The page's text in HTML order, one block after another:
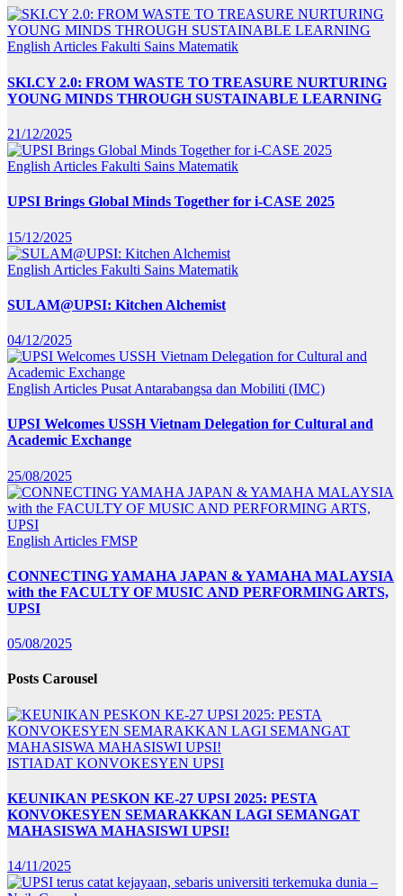
English Articles Fakulti Sains Matematik
SKI.CY 2.0: FROM WASTE TO TREASURE NURTURING
YOUNG MINDS THROUGH SUSTAINABLE LEARNING
21/12/2025
English Articles Fakulti Sains Matematik
UPSI Brings Global Minds Together for i-CASE 2025
15/12/2025
English Articles Fakulti Sains Matematik
SULAM@UPSI: Kitchen Alchemist
04/12/2025
English Articles Pusat Antarabangsa dan Mobiliti (IMC)
UPSI Welcomes USSH Vietnam Delegation for Cultural and
Academic Exchange
25/08/2025
English Articles FMSP
CONNECTING YAMAHA JAPAN & YAMAHA MALAYSIA
with the FACULTY OF MUSIC AND PERFORMING ARTS,
UPSI
05/08/2025
Posts Carousel
ISTIADAT KONVOKESYEN UPSI
KEUNIKAN PESKON KE-27 UPSI 2025: PESTA
KONVOKESYEN SEMARAKKAN LAGI SEMANGAT
MAHASISWA MAHASISWI UPSI!
14/11/2025